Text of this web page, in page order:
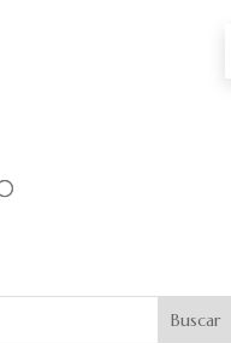
Buscar